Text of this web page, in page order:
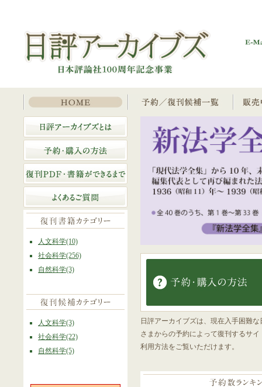
日評アーカイブズは、現在入手困難
さまからの予約によって復刊するサ
利用方法をご覧いただけます。
人文科学(10)
社会科学(256)
自然科学(3)
人文科学(3)
社会科学(22)
自然科学(5)